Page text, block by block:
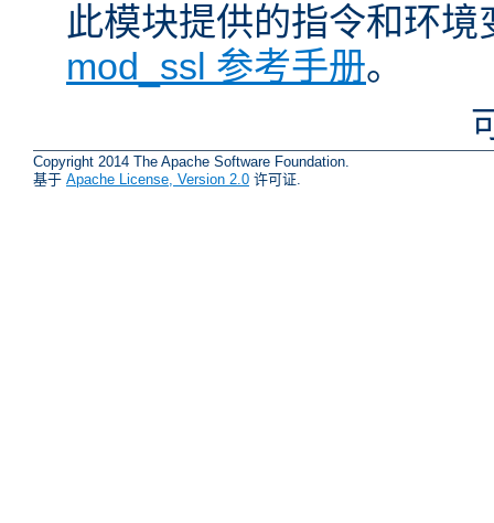
此模块提供的指令和环
mod_ssl 参考手册。
Copyright 2014 The Apache Software Foundation.
基于 Apache License, Version 2.0 许可证.